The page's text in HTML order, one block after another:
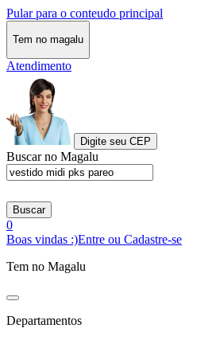
Pular para o conteudo principal
Tem no magalu
Atendimento
Digite seu CEP
Buscar no Magalu
Buscar
0
Boas vindas :)Entre ou Cadastre-se
Tem no Magalu
Departamentos